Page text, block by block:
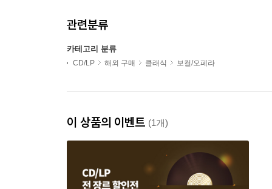
관련분류
카테고리 분류
CD/LP 해외 구매 클래식 보컬/오페라
이 상품의 이벤트 (1개)